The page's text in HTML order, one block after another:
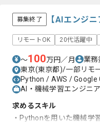
募集終了 【AIエンジ
リモートOK 20代活躍中
〜100万円／月 業
東京(東京都)/一部リモ
Python / AWS /
AI・機械学習エンジニア
求めるスキル
・Pythonを用いた機械学